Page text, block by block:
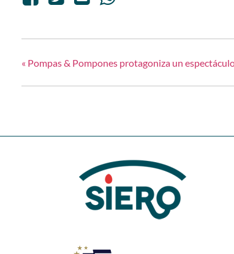
« Pompas & Pompones protagoniza un